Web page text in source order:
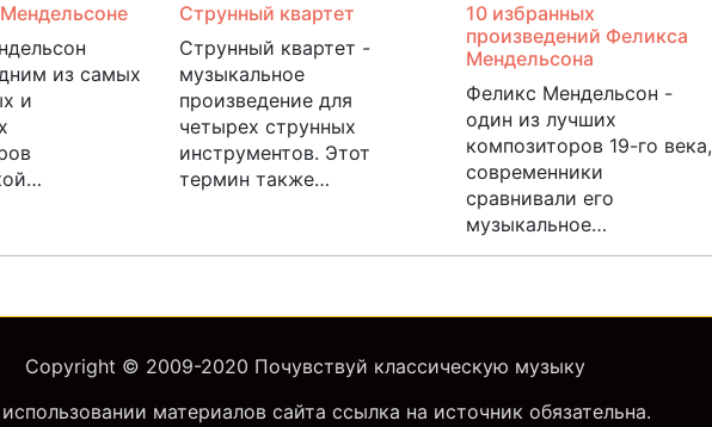
из самых
и
Струнный квартет
Струнный квартет -
музыкальное
произведение для
четырех струнных
инструментов. Этот
термин также…
10 избранных
произведений Феликса
Мендельсона
Феликс Мендельсон -
один из лучших
композиторов 19-го века,
современники
сравнивали его
музыкальное…
Copyright © 2009-2020 Почувствуй классическую музыку
материалов сайта ссылка на источник обязательна.